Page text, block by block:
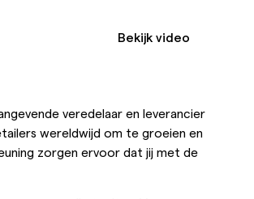
veredelaar en leverancier
wereldwijd om te groeien en
zorgen ervoor dat jij met de
Bekijk video